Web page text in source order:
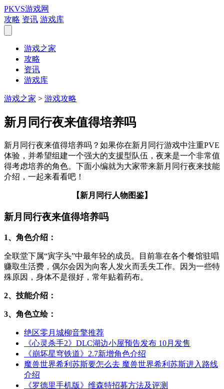
PKVS游戏网
攻略 资讯 游戏库
游戏之家
攻略
资讯
游戏库
游戏之家 > 游戏攻略
新月同行夜来值得培养吗
新月同行夜来值得培养吗？如果你在新月同行游戏中注重PVE
体验，并希望组建一个强大的支援型队伍，夜来是一个非常值
得考虑培养的角色。下面小编就为大家带来新月同行夜来技能
介绍，一起来看看吧！
【新月同行人物图鉴】
新月同行夜来值得培养吗
1、角色介绍：
全联堂下属“寅字头”中最年轻的成员。目前靠在各个餐馆驻唱
赚取生活费，偶尔会因为向客人发火而丢失工作。因为一些特
殊原因，身体不是很好，常年贴着药布。
2、技能介绍：
3、角色立绘：
绝区零月城柳音擎推荐
《心灵杀手2》DLC湖边小屋预告发布 10月发售
《崩坏星穹铁道》2.7新增角色介绍
魔兽世界希利苏斯要怎么去 魔兽世界希利苏斯进入路线
介绍
《罗德里手机版》维森特招募方法及评测